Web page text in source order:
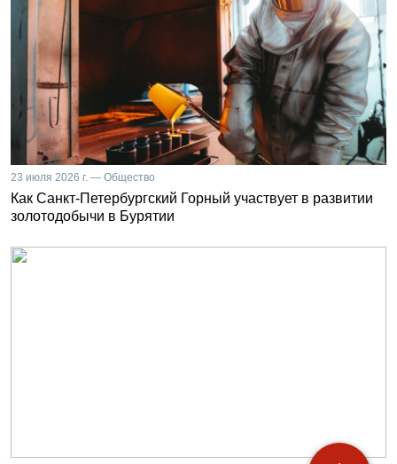
23 июля 2026 г. — Общество
Как Санкт-Петербургский Горный участвует в развитии
золотодобычи в Бурятии